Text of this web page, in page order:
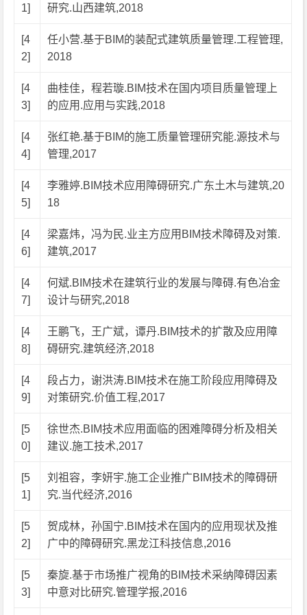
1]
研究.山西建筑,2018
[4
2]
任小营.基于BIM的装配式建筑质量管理.工程管理,
2018
[4
3]
曲桂佳，程若璇.BIM技术在国内项目质量管理上
的应用.应用与实践,2018
[4
4]
张红艳.基于BIM的施工质量管理研究能.源技术与
管理,2017
[4
5]
李雅婷.BIM技术应用障碍研究.广东土木与建筑,20
18
[4
6]
梁嘉炜，冯为民.业主方应用BIM技术障碍及对策.
建筑,2017
[4
7]
何斌.BIM技术在建筑行业的发展与障碍.有色冶金
设计与研究,2018
[4
8]
王鹏飞，王广斌，谭丹.BIM技术的扩散及应用障
碍研究.建筑经济,2018
[4
9]
段占力，谢洪涛.BIM技术在施工阶段应用障碍及
对策研究.价值工程,2017
[5
0]
徐世杰.BIM技术应用面临的困难障碍分析及相关
建议.施工技术,2017
[5
1]
刘祖容，李妍宇.施工企业推广BIM技术的障碍研
究.当代经济,2016
[5
2]
贺成林，孙国宁.BIM技术在国内的应用现状及推
广中的障碍研究.黑龙江科技信息,2016
[5
3]
秦旋.基于市场推广视角的BIM技术采纳障碍因素
中意对比研究.管理学报,2016